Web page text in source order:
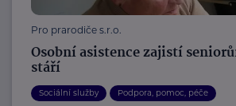
Pro prarodiče s.r.o.
Osobní asistence zajistí
stáří
Sociální služby Podpora, pomoc, péče